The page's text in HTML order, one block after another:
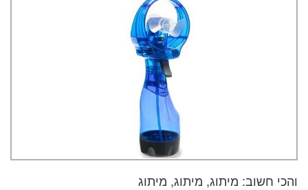
והכי חשוב: מיתוג, מיתוג, מיתוג